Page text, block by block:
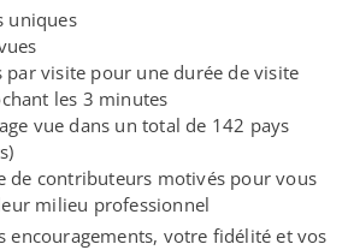
uniques
par visite pour une durée de visite
les 3 minutes
vue dans un total de 142 pays
de contributeurs motivés pour vous
milieu professionnel
encouragements, votre fidélité et vos